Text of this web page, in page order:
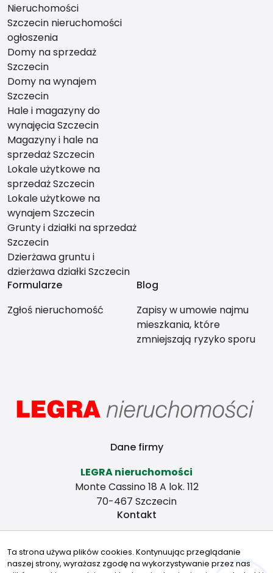
Nieruchomości
Szczecin nieruchomości
ogłoszenia
Domy na sprzedaż
Szczecin
Domy na wynajem
Szczecin
Hale i magazyny do
wynajęcia Szczecin
Magazyny i hale na
sprzedaż Szczecin
Lokale użytkowe na
sprzedaż Szczecin
Lokale użytkowe na
wynajem Szczecin
Grunty i działki na sprzedaż
Szczecin
Dzierżawa gruntu i
dzierżawa działki Szczecin
Formularze
Zgłoś nieruchomość
Blog
Zapisy w umowie najmu
mieszkania, które
zmniejszają ryzyko sporu
Dane firmy
LEGRA nieruchomości
Monte Cassino 18 A lok. 112
70-467 Szczecin
Kontakt
+48 601 271 755
Ta strona używa plików cookies. Kontynuując przeglądanie
naszej strony, wyrażasz zgodę na wykorzystywanie przez nas